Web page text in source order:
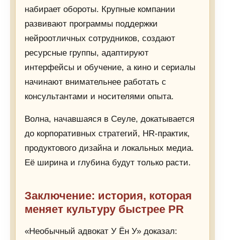
набирает обороты. Крупные компании
развивают программы поддержки
нейроотличных сотрудников, создают
ресурсные группы, адаптируют
интерфейсы и обучение, а кино и сериалы
начинают внимательнее работать с
консультантами и носителями опыта.
Волна, начавшаяся в Сеуле, докатывается
до корпоративных стратегий, HR-практик,
продуктового дизайна и локальных медиа.
Её ширина и глубина будут только расти.
Заключение: история, которая
меняет культуру быстрее PR
«Необычный адвокат У Ён У» доказал: